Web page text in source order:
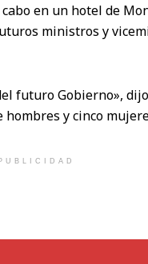
en un hotel de
ministros y
futuro Gobierno»,
y cinco